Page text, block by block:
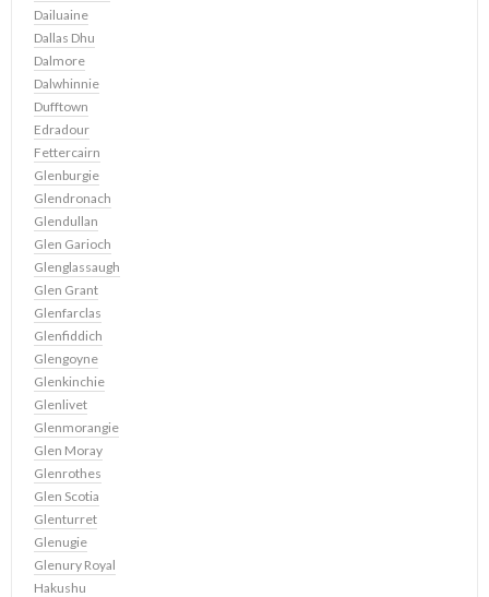
Dailuaine
Dallas Dhu
Dalmore
Dalwhinnie
Dufftown
Edradour
Fettercairn
Glenburgie
Glendronach
Glendullan
Glen Garioch
Glenglassaugh
Glen Grant
Glenfarclas
Glenfiddich
Glengoyne
Glenkinchie
Glenlivet
Glenmorangie
Glen Moray
Glenrothes
Glen Scotia
Glenturret
Glenugie
Glenury Royal
Hakushu